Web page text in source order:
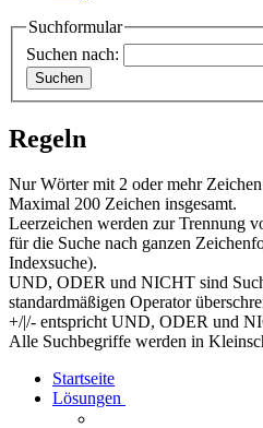
Suchformular
Suchen nach:
Regeln
Nur Wörter mit 2 oder mehr
Maximal 200 Zeichen insgesamt.
Leerzeichen werden zur Trennung
für die Suche nach ganzen
Indexsuche).
UND, ODER und NICHT sind
standardmäßigen Operator
+/|/- entspricht UND, ODER und
Alle Suchbegriffe werden in
Startseite
Lösungen